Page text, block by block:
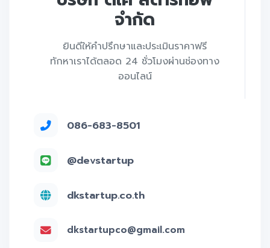
จำกัด
ยินดีให้คำปรึกษาและประเมินราคาฟรี
ทักหาเราได้ตลอด 24 ชั่วโมงผ่านช่องทาง
ออนไลน์
086-683-8501
@devstartup
dkstartup.co.th
dkstartupco@gmail.com